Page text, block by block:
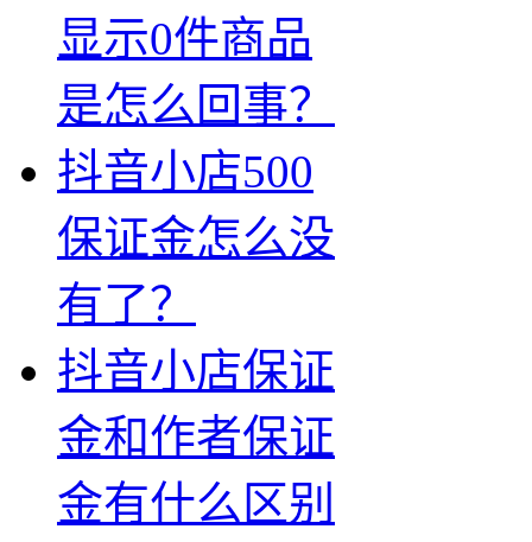
显示0件商品
是怎么回事？
抖音小店500
保证金怎么没
有了？
抖音小店保证
金和作者保证
金有什么区别